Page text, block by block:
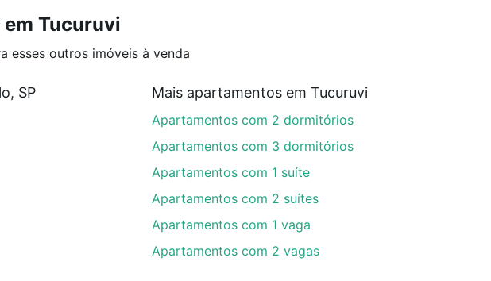
Tucuruvi
esses outros imóveis à venda
SP Mais apartamentos em Tucuruvi
Apartamentos com 2 dormitórios
Apartamentos com 3 dormitórios
Apartamentos com 1 suíte
Apartamentos com 2 suítes
Apartamentos com 1 vaga
Apartamentos com 2 vagas